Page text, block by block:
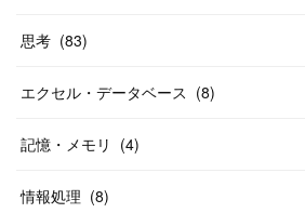
思考 (83)
エクセル・データベース (8)
記憶・メモリ (4)
情報処理 (8)